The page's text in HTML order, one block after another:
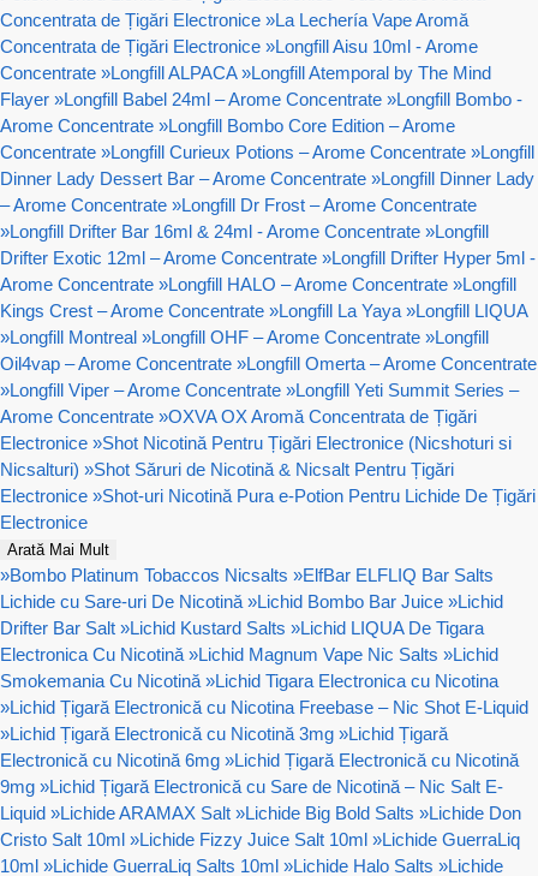
Concentrata de Țigări Electronice »La Lechería Vape Aromă
Concentrata de Țigări Electronice »Longfill Aisu 10ml - Arome
Concentrate »Longfill ALPACA »Longfill Atemporal by The Mind
Flayer »Longfill Babel 24ml – Arome Concentrate »Longfill Bombo -
Arome Concentrate »Longfill Bombo Core Edition – Arome
Concentrate »Longfill Curieux Potions – Arome Concentrate »Longfill
Dinner Lady Dessert Bar – Arome Concentrate »Longfill Dinner Lady
– Arome Concentrate »Longfill Dr Frost – Arome Concentrate
»Longfill Drifter Bar 16ml & 24ml - Arome Concentrate »Longfill
Drifter Exotic 12ml – Arome Concentrate »Longfill Drifter Hyper 5ml -
Arome Concentrate »Longfill HALO – Arome Concentrate »Longfill
Kings Crest – Arome Concentrate »Longfill La Yaya »Longfill LIQUA
»Longfill Montreal »Longfill OHF – Arome Concentrate »Longfill
Oil4vap – Arome Concentrate »Longfill Omerta – Arome Concentrate
»Longfill Viper – Arome Concentrate »Longfill Yeti Summit Series –
Arome Concentrate »OXVA OX Aromă Concentrata de Țigări
Electronice »Shot Nicotină Pentru Țigări Electronice (Nicshoturi si
Nicsalturi) »Shot Săruri de Nicotină & Nicsalt Pentru Țigări
Electronice »Shot-uri Nicotină Pura e-Potion Pentru Lichide De Țigări
Electronice
Arată Mai Mult
»Bombo Platinum Tobaccos Nicsalts »ElfBar ELFLIQ Bar Salts
Lichide cu Sare-uri De Nicotină »Lichid Bombo Bar Juice »Lichid
Drifter Bar Salt »Lichid Kustard Salts »Lichid LIQUA De Tigara
Electronica Cu Nicotină »Lichid Magnum Vape Nic Salts »Lichid
Smokemania Cu Nicotină »Lichid Tigara Electronica cu Nicotina
»Lichid Țigară Electronică cu Nicotina Freebase – Nic Shot E-Liquid
»Lichid Țigară Electronică cu Nicotină 3mg »Lichid Țigară
Electronică cu Nicotină 6mg »Lichid Țigară Electronică cu Nicotină
9mg »Lichid Țigară Electronică cu Sare de Nicotină – Nic Salt E-
Liquid »Lichide ARAMAX Salt »Lichide Big Bold Salts »Lichide Don
Cristo Salt 10ml »Lichide Fizzy Juice Salt 10ml »Lichide GuerraLiq
10ml »Lichide GuerraLiq Salts 10ml »Lichide Halo Salts »Lichide